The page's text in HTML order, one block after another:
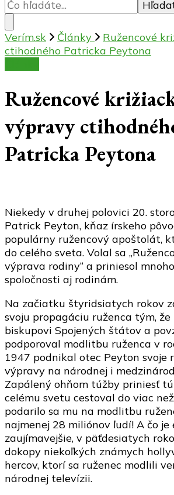
Verím.sk Články
Ružencové
ctihodného Patricka Peytona
Ružencové
výpravy
Patricka Peytona
Niekedy v druhej polovici 20.
Patrick Peyton, kňaz írskeho
populárny ružencový apoštolát,
do celého sveta. Volal sa
výprava rodiny“ a priniesol
spoločnosti aj rodinám.
Na začiatku štyridsiatych rokov
svoju propagáciu ruženca tým, že
biskupovi Spojených štátov a
podporoval modlitbu ruženca v
1947 podnikal otec Peyton svoje
výpravy na národnej i
Zapálený ohňom túžby priniesť
celému svetu cestoval do viac
podarilo sa mu na modlitbu
najmenej 28 miliónov ľudí! A čo je
zaujímavejšie, v päťdesiatych
dokopy niekoľkých známych
hercov, ktorí sa ruženec modlili
národnej televízii.